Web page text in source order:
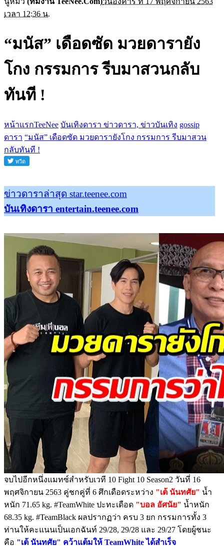
เวลา 12:36 น.
“มนัส” เดือดซัด มวยดารายัง
โกง กรรมการ รีบมาสวนกลับ
ทันที !
หน้าแรกTeeNee บันเทิงดารา ข่าวดารา, ข่าวบันเทิง gossip
ดารา “มนัส” เดือดซัด มวยดารายังโกง กรรมการ รีบมาสวน
กลับทันที !
ข่าวดาราล่าสุด star.teenee.com
บันเทิงดารา entertain.teenee.com
จบไปอีกหนึ่งแมทซ์สำหรับเวที 10 Fight 10 Season2 วันที่ 16
พฤศจิกายน 2563 คู่ชกคู่ที่ 6 ศึกเดือดระหว่าง "เต้ นันทศัย" น้ำ
หนัก 71.65 kg. #TeamWhite ปะทะเดือด "บอล อัศนัย" น้ำหนัก
68.35 kg. #TeamBlack ผลปรากฏว่า ครบ 3 ยก กรรมการทั้ง 3
ท่านให้คะแนนเป็นเอกฉันท์ 29/28, 29/28 และ 29/27 โดยผู้ชนะ
คือ "เต้ นันทศัย" คว้าแต้มให้ TeamWhite ได้สำเร็จ